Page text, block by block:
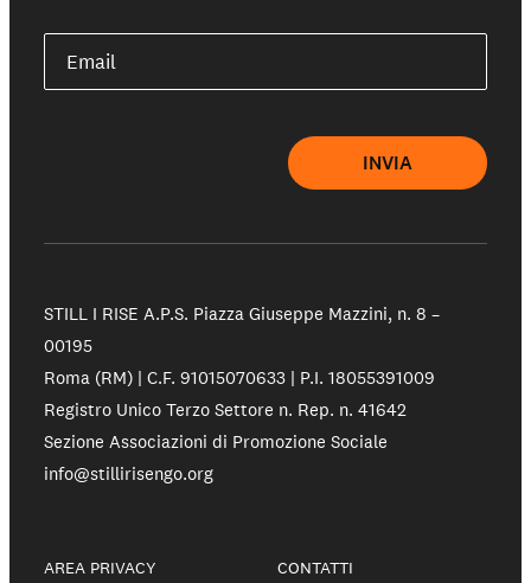
Email
INVIA
STILL I RISE A.P.S. Piazza Giuseppe Mazzini, n. 8 –
00195
Roma (RM) | C.F. 91015070633 | P.I. 18055391009
Registro Unico Terzo Settore n. Rep. n. 41642
Sezione Associazioni di Promozione Sociale
info@stillirisengo.org
AREA PRIVACY
CONTATTI